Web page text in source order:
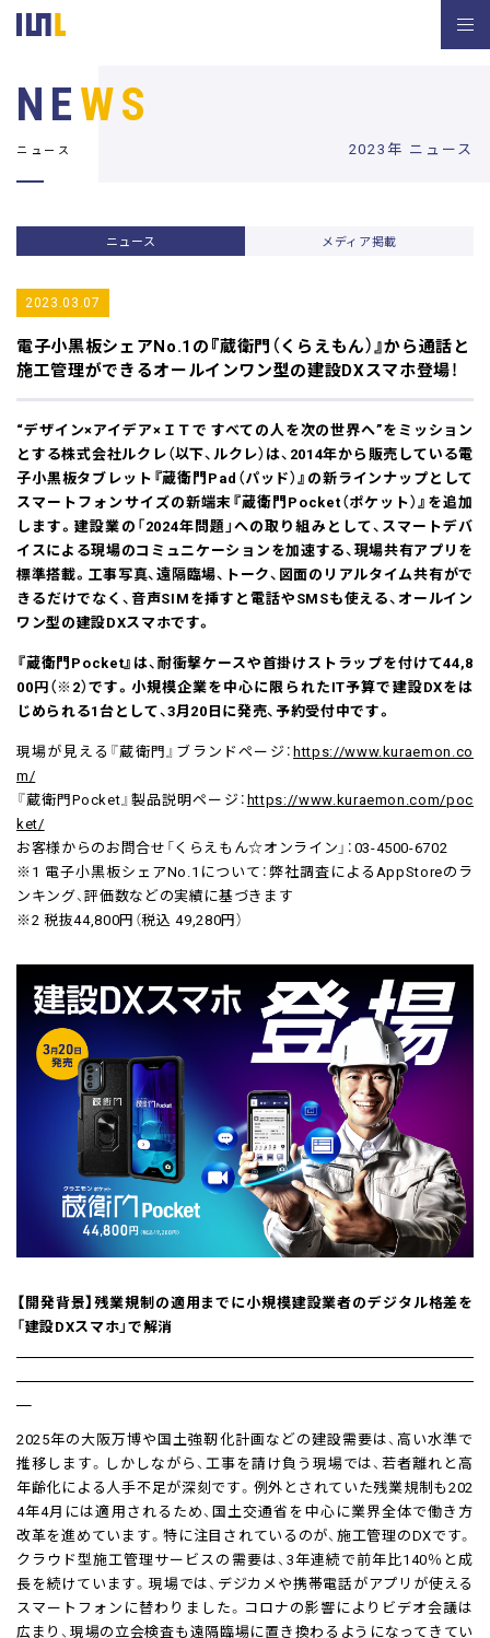
2023年 ニュース
NEWS
ニュース
ニュース メディア掲載
2023.03.07
電子小黒板シェアNo.1の『蔵衛門（くらえもん）』から通話と
施工管理ができるオールインワン型の建設DXスマホ登場！
“デザイン×アイデア×ＩＴで すべての人を次の世界へ”をミッション
とする株式会社ルクレ（以下、ルクレ）は、2014年から販売している電
子小黒板タブレット『蔵衛門Pad（パッド）』の新ラインナップとして
スマートフォンサイズの新端末『蔵衛門Pocket（ポケット）』を追加
します。建設業の「2024年問題」への取り組みとして、スマートデバ
イスによる現場のコミュニケーションを加速する、現場共有アプリを
標準搭載。工事写真、遠隔臨場、トーク、図面のリアルタイム共有がで
きるだけでなく、音声SIMを挿すと電話やSMSも使える、オールイン
ワン型の建設DXスマホです。
『蔵衛門Pocket』は、耐衝撃ケースや首掛けストラップを付けて44,8
00円（※2）です。小規模企業を中心に限られたIT予算で建設DXをは
じめられる1台として、3月20日に発売、予約受付中です。
現場が見える『蔵衛門』ブランドページ：https://www.kuraemon.co
m/
『蔵衛門Pocket』製品説明ページ：https://www.kuraemon.com/poc
ket/
お客様からのお問合せ「くらえもん☆オンライン」：03-4500-6702
※1 電子小黒板シェアNo.1について：弊社調査によるAppStoreのラ
ンキング、評価数などの実績に基づきます
※2 税抜44,800円（税込 49,280円）
【開発背景】残業規制の適用までに小規模建設業者のデジタル格差を
「建設DXスマホ」で解消
2025年の大阪万博や国土強靭化計画などの建設需要は、高い水準で
推移します。しかしながら、工事を請け負う現場では、若者離れと高
年齢化による人手不足が深刻です。例外とされていた残業規制も202
4年4月には適用されるため、国土交通省を中心に業界全体で働き方
改革を進めています。特に注目されているのが、施工管理のDXです。
クラウド型施工管理サービスの需要は、3年連続で前年比140％と成
長を続けています。現場では、デジカメや携帯電話がアプリが使える
スマートフォンに替わりました。コロナの影響によりビデオ会議は
広まり、現場の立会検査も遠隔臨場に置き換わるようになってきてい